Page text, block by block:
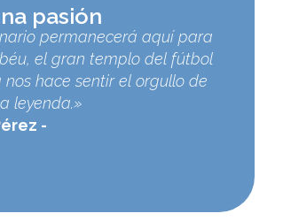
pasión
permanecerá aquí para
el gran templo del fútbol
hace sentir el orgullo de
leyenda.»